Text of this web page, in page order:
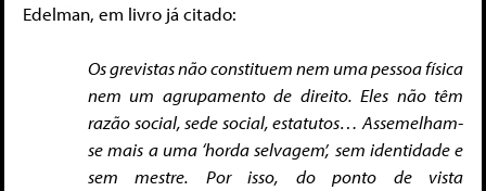
Edelman, em livro já citado:
Os grevistas não constituem nem uma pessoa física
nem um agrupamento de direito. Eles não têm
razão social, sede social, estatutos… Assemelham-
se mais a uma ‘horda selvagem’, sem identidade e
sem mestre. Por isso, do ponto de vista